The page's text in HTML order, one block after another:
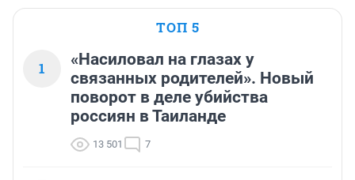
ТОП 5
1
«Насиловал на глазах у
связанных родителей». Новый
поворот в деле убийства
россиян в Таиланде
13 501 7